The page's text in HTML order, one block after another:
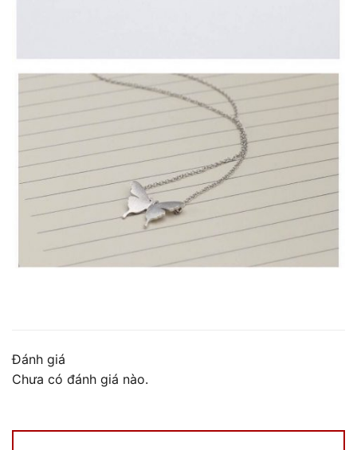
Đánh giá
Chưa có đánh giá nào.